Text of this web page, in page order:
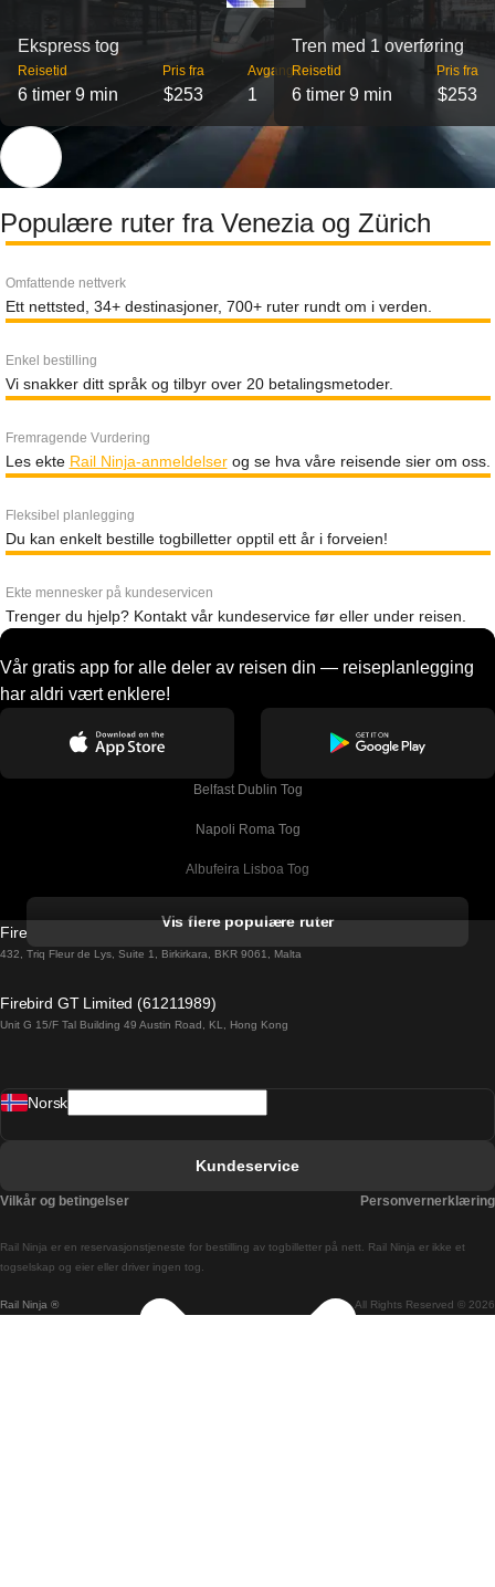
Ekspress tog
Reisetid
6 timer 9 min
Pris fra
$253
Avganger
1
Tren med 1 overføring
Reisetid
6 timer 9 min
Pris fra
$253
Populære ruter fra Venezia og Zürich
Omfattende nettverk
Ett nettsted, 34+ destinasjoner, 700+ ruter rundt om i verden.
Enkel bestilling
Vi snakker ditt språk og tilbyr over 20 betalingsmetoder.
Fremragende Vurdering
Les ekte Rail Ninja-anmeldelserog se hva våre reisende sier om oss.
Fleksibel planlegging
Du kan enkelt bestille togbilletter opptil ett år i forveien!
Ekte mennesker på kundeservicen
Trenger du hjelp? Kontakt vår kundeservice før eller under reisen.
Vår gratis app for alle deler av reisen din — reiseplanlegging
har aldri vært enklere!
Belfast Dublin Tog
Napoli Roma Tog
Albufeira Lisboa Tog
Barcelona Madrid Tog
Barcelona Sevilla Tog
Budapest Prague Tog
Vis flere populære ruter
Firebird GT Limited (OC 1451)
432, Triq Fleur de Lys, Suite 1, Birkirkara, BKR 9061, Malta
Firebird GT Limited (61211989)
Unit G 15/F Tal Building 49 Austin Road, KL, Hong Kong
Rail Ninja ® All Rights Reserved © 2026
Rail Ninja er en reservasjons­tjeneste for bestilling av togbilletter på nett. Rail Ninja er ikke et
togselskap og eier eller driver ingen tog.
Norsk
Kundeservice
Vilkår og betingelser Personvernerklæring